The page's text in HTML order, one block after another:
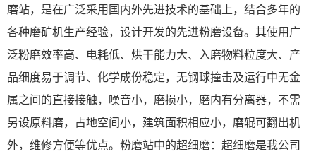
磨站，是在广泛采用国内外先进技术的基础上，结合多年的
各种磨矿机生产经验，设计开发的先进粉磨设备。其使用广
泛粉磨效率高、电耗低、烘干能力大、入磨物料粒度大、产
品细度易于调节、化学成份稳定，无钢球撞击及运行中无金
属之间的直接接触，噪音小，磨损小，磨内有分离器，不需
另设原料磨，占地空间小，建筑面积相应小，磨辊可翻出机
外，维修方便等优点。粉磨站中的超细磨：超细磨是我公司